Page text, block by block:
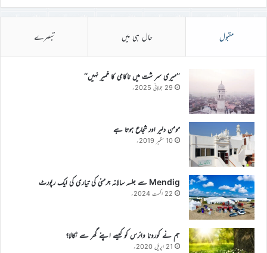
مقبول حال ہی میں تبصرے
’’میری سر شت میں ناکامی کا خمیر نہیں‘‘
29 جولائی 2025ء
مومن دلیر اور شجاع ہوتا ہے
10 ستمبر 2019ء
Mendig سے جلسہ سالانہ جرمنی کی تیاری کی ایک رپورٹ
22 اگست 2024ء
ہم نے کورونا وائرس کو کیسے اپنے گھر سے نکالا؟
21 اپریل 2020ء